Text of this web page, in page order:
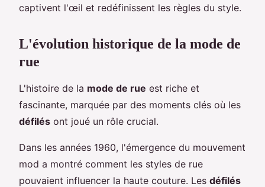
captivent l'œil et redéfinissent les règles du style.
L'évolution historique de la mode de
rue
L'histoire de la mode de rue est riche et
fascinante, marquée par des moments clés où les
défilés ont joué un rôle crucial.
Dans les années 1960, l'émergence du mouvement
mod a montré comment les styles de rue
pouvaient influencer la haute couture. Les défilés